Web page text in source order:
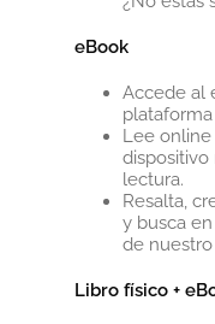
eBook
Accede al
Lee
lectura.
Resalta,
y busca
de
Libro físico +